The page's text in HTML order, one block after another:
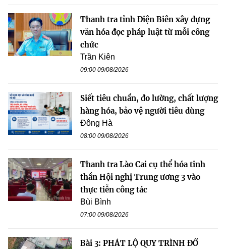
Thanh tra tỉnh Điện Biên xây dựng
văn hóa đọc pháp luật từ mỗi công
chức
Trần Kiên
09:00 09/08/2026
Siết tiêu chuẩn, đo lường, chất lượng
hàng hóa, bảo vệ người tiêu dùng
Đông Hà
08:00 09/08/2026
Thanh tra Lào Cai cụ thể hóa tinh
thần Hội nghị Trung ương 3 vào
thực tiễn công tác
Bùi Bình
07:00 09/08/2026
Bài 3: PHÁT LỘ QUY TRÌNH ĐỔ